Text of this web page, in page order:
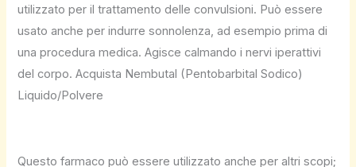
utilizzato per il trattamento delle convulsioni. Può essere
usato anche per indurre sonnolenza, ad esempio prima di
una procedura medica. Agisce calmando i nervi iperattivi
del corpo. Acquista Nembutal (Pentobarbital Sodico)
Liquido/Polvere
Questo farmaco può essere utilizzato anche per altri scopi;